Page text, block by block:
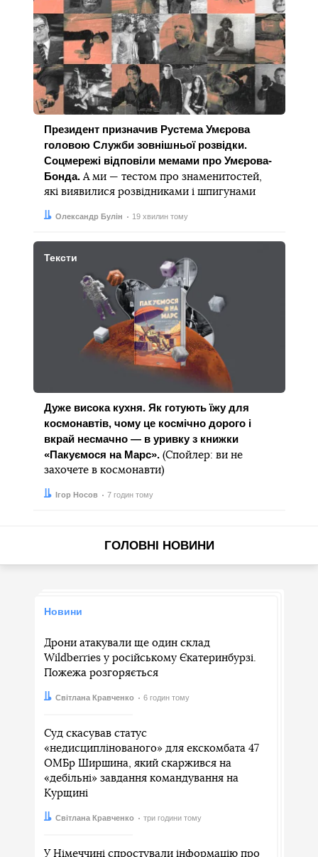
Президент призначив Рустема Умєрова
головою Служби зовнішньої розвідки.
Соцмережі відповіли мемами про Умєрова-
Бонда.А ми — тестом про знаменитостей,
які виявилися розвідниками і шпигунами
Автор:
Олександр Булін
Дата: 19 хвилин тому
Тексти
Дуже висока кухня. Як готують їжу для
космонавтів, чому це космічно дорого і
вкрай несмачно — в уривку з книжки
«Пакуємося на Марс». (Спойлер: ви не
захочете в космонавти)
Автор:
Ігор Носов
Дата: 7 годин тому
ГОЛОВНІ НОВИНИ
Новини
Дрони атакували ще один склад
Wildberries у російському Єкатеринбурзі.
Пожежа розгоряється
Автор:
Світлана Кравченко
Дата: 6 годин тому
Суд скасував статус
«недисциплінованого» для екскомбата 47
ОМБр Ширшина, який скаржився на
«дебільні» завдання командування на
Курщині
Автор:
Світлана Кравченко
Дата: три години тому
У Німеччині спростували інформацію про